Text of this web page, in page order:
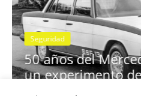
Seguridad Vídeo
El Mazda